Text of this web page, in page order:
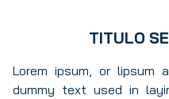
TITULO
Lorem ipsum, or lipsum
dummy text used in